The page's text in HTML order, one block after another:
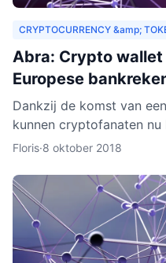
CRYPTOCURRENCY &amp;
Abra: Crypto
Europese
Dankzij de komst van
kunnen cryptofanaten nu
cryptogeld. Hiervoor
Floris·8 oktober 2018